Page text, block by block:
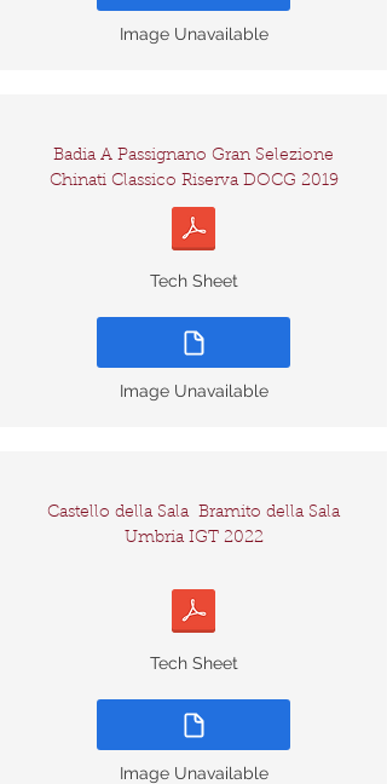
Image Unavailable
Badia A Passignano Gran Selezione
Chinati Classico Riserva DOCG 2019
Tech Sheet
Image Unavailable
Castello della Sala Bramito della Sala
Umbria IGT 2022
Tech Sheet
Image Unavailable